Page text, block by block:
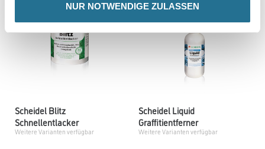
NUR NOTWENDIGE ZULASSEN
Scheidel Blitz
Schnellentlacker
Weitere Varianten verfügbar
Scheidel Liquid
Graffitientferner
Weitere Varianten verfügbar